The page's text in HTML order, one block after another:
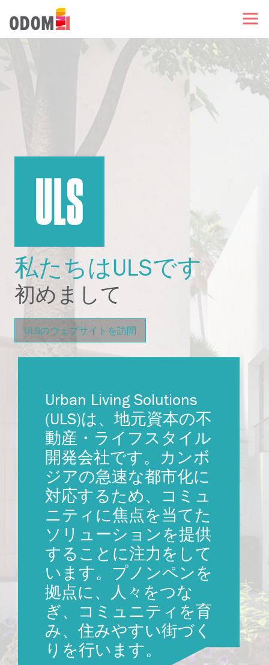
私たちはULSです
初めまして
ULSのウェブサイトを訪問
Urban Living Solutions
(ULS)は、地元資本の不
動産・ライフスタイル
開発会社です。カンボ
ジアの急速な都市化に
対応するため、コミュ
ニティに焦点を当てた
ソリューションを提供
することに注力をして
います。プノンペンを
拠点に、人々をつな
ぎ、コミュニティを育
み、住みやすい街づく
りを行います。